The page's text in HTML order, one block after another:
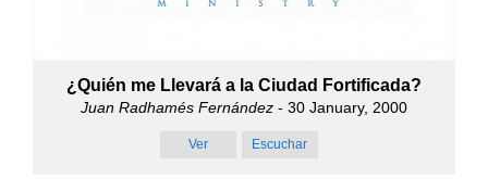
¿Quién me Llevará a la Ciudad Fortificada?
Juan Radhamés Fernández - 30 January, 2000
Ver Escuchar